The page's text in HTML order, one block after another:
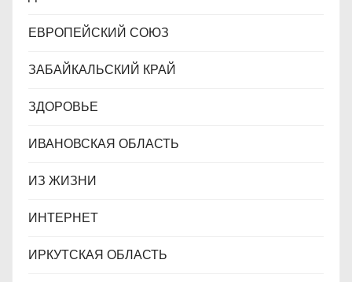
ЕВРОПЕЙСКИЙ СОЮЗ
ЗАБАЙКАЛЬСКИЙ КРАЙ
ЗДОРОВЬЕ
ИВАНОВСКАЯ ОБЛАСТЬ
ИЗ ЖИЗНИ
ИНТЕРНЕТ
ИРКУТСКАЯ ОБЛАСТЬ